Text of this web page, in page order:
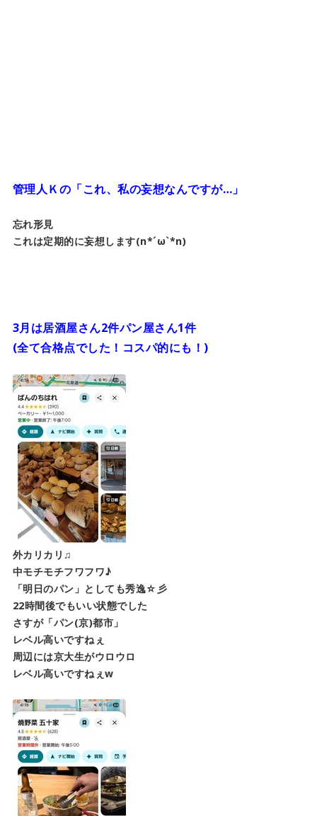
管理人Ｋの「これ、私の妄想なんですが…」
忘れ形見
これは定期的に妄想します(n*´ω`*n)
3月は居酒屋さん2件パン屋さん1件
(全て合格点でした！コスパ的にも！)
外カリカリ♫
中モチモチフワフワ♪
「明日のパン」としても秀逸☆彡
22時間後でもいい状態でした
さすが「パン(京)都市」
レベル高いですねぇ
周辺には京大生がウロウロ
レベル高いですねぇw